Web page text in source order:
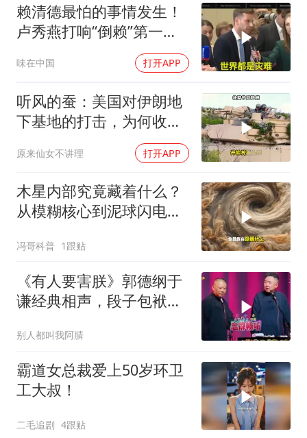
赖清德最怕的事情发生！
卢秀燕打响“倒赖”第一
味在中国 打开APP
听风的蚕：美国对伊朗地
下基地的打击，为何收效
原来仙女不讲理 打开APP
木星内部究竟藏着什么？
从模糊核心到泥球闪电，
冯哥科普 1跟贴
《有人要害朕》郭德纲于
谦经典相声，段子包袱满
别人都叫我阿腈
霸道女总裁爱上50岁环卫
工大叔！
二毛追剧 4跟贴